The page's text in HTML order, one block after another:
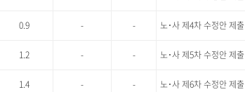
0.9 - - 노･사 제4차 수정안 제출
1.2 - - 노･사 제5차 수정안 제출
1.4 - - 노･사 제6차 수정안 제출